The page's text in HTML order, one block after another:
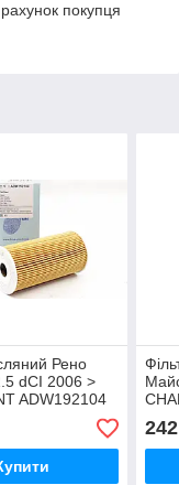
покупця
Рено
dCI 2006 >
ADW192104
242